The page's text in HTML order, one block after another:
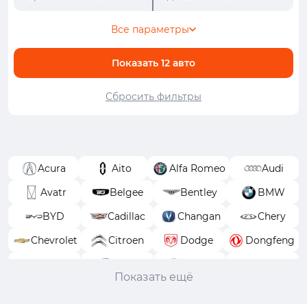
Показать 12 авто
Все параметры
Сбросить фильтры
Acura Aito Alfa Romeo
Audi
Avatr
Belgee Bentley
BMW
BYD
Cadillac Changan
Chery
Chevrolet
Citroen Dodge
Dongfeng
Показать ещё